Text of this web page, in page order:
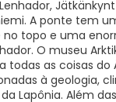
A ponte tem
topo e uma
O museu
todas as coisas do
à geologia,
Lapônia. Além